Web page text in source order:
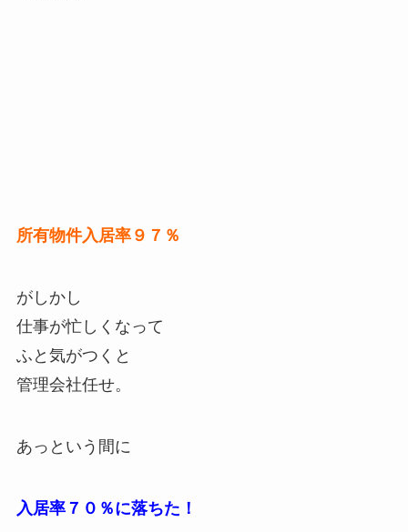
所有物件入居率９７％
がしかし
仕事が忙しくなって
ふと気がつくと
管理会社任せ。
あっという間に
入居率７０％に落ちた！